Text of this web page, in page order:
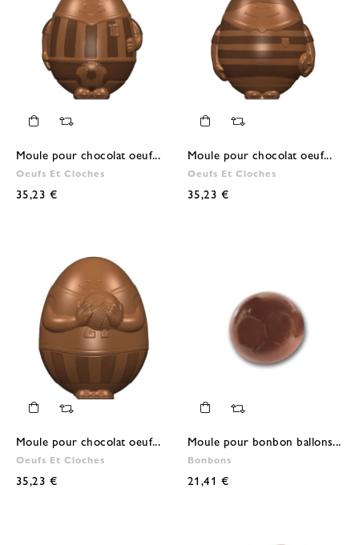
Moule pour chocolat oeuf...
Oeufs Et Cloches
35,23 €
Moule pour chocolat oeuf...
Oeufs Et Cloches
35,23 €
Moule pour chocolat oeuf...
Oeufs Et Cloches
35,23 €
Moule pour bonbon ballons...
Bonbons
21,41 €